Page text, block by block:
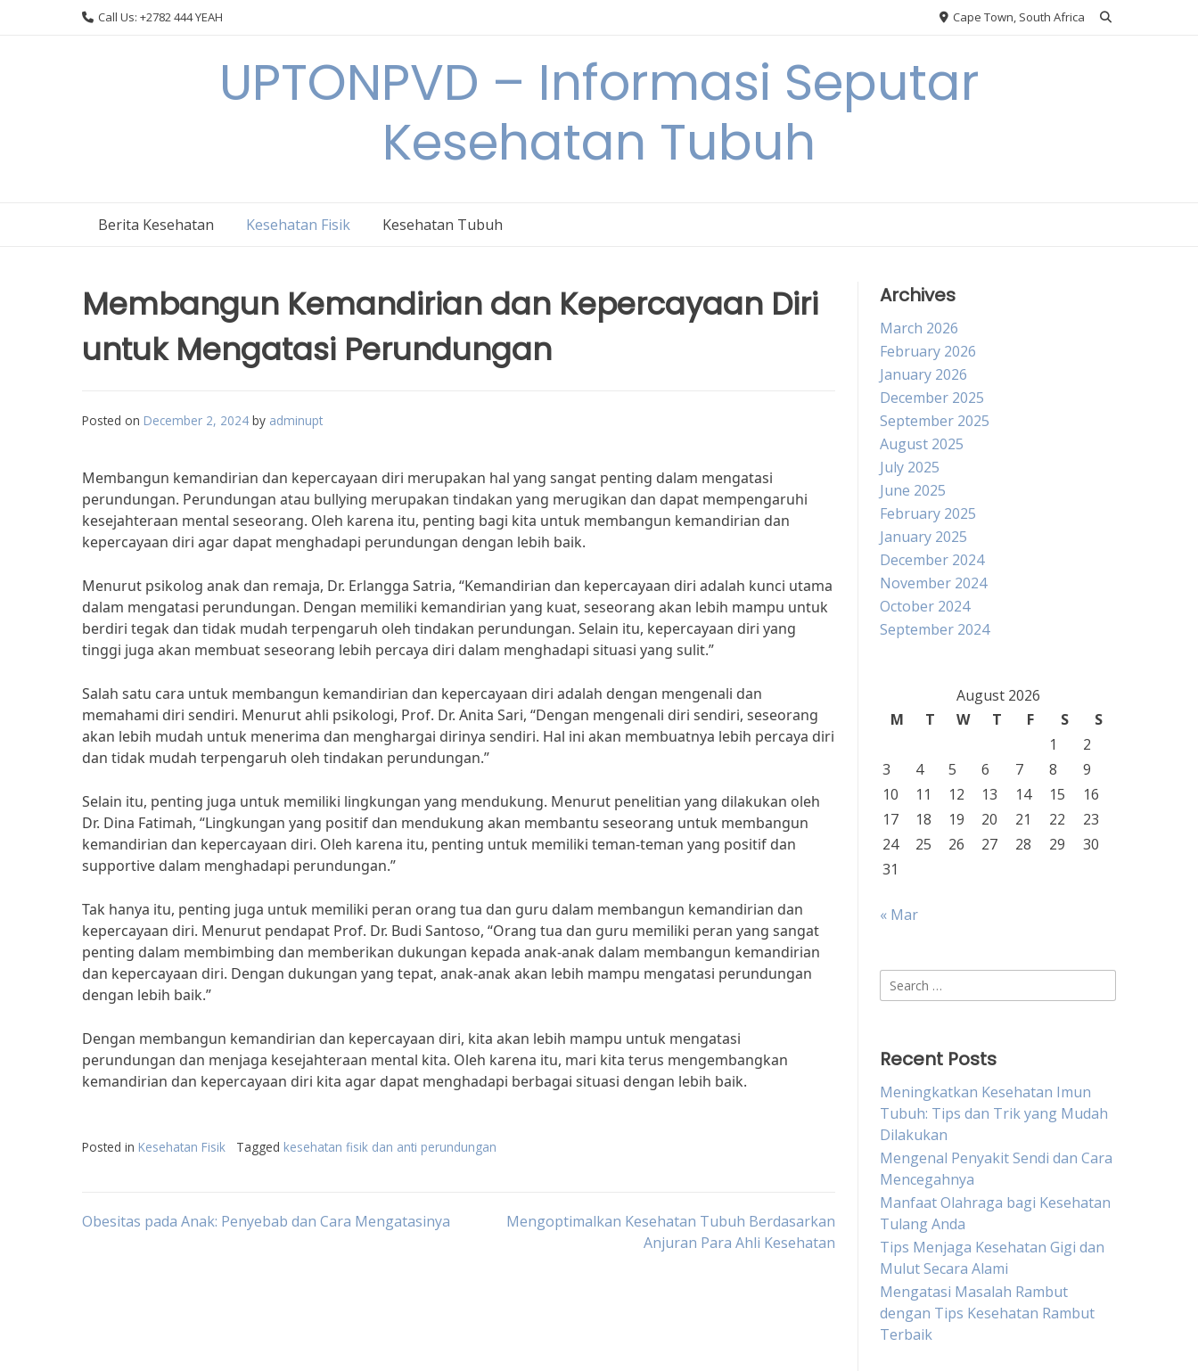
Call Us: +2782 444 YEAH Cape Town, South Africa
UPTONPVD – Informasi Seputar
Kesehatan Tubuh
Berita Kesehatan Kesehatan Fisik Kesehatan Tubuh
Membangun Kemandirian dan Kepercayaan Diri
untuk Mengatasi Perundungan
Posted on December 2, 2024 by adminupt
Membangun kemandirian dan kepercayaan diri merupakan hal yang sangat penting dalam mengatasi
perundungan. Perundungan atau bullying merupakan tindakan yang merugikan dan dapat mempengaruhi
kesejahteraan mental seseorang. Oleh karena itu, penting bagi kita untuk membangun kemandirian dan
kepercayaan diri agar dapat menghadapi perundungan dengan lebih baik.
Menurut psikolog anak dan remaja, Dr. Erlangga Satria, “Kemandirian dan kepercayaan diri adalah kunci utama
dalam mengatasi perundungan. Dengan memiliki kemandirian yang kuat, seseorang akan lebih mampu untuk
berdiri tegak dan tidak mudah terpengaruh oleh tindakan perundungan. Selain itu, kepercayaan diri yang
tinggi juga akan membuat seseorang lebih percaya diri dalam menghadapi situasi yang sulit.”
Salah satu cara untuk membangun kemandirian dan kepercayaan diri adalah dengan mengenali dan
memahami diri sendiri. Menurut ahli psikologi, Prof. Dr. Anita Sari, “Dengan mengenali diri sendiri, seseorang
akan lebih mudah untuk menerima dan menghargai dirinya sendiri. Hal ini akan membuatnya lebih percaya diri
dan tidak mudah terpengaruh oleh tindakan perundungan.”
Selain itu, penting juga untuk memiliki lingkungan yang mendukung. Menurut penelitian yang dilakukan oleh
Dr. Dina Fatimah, “Lingkungan yang positif dan mendukung akan membantu seseorang untuk membangun
kemandirian dan kepercayaan diri. Oleh karena itu, penting untuk memiliki teman-teman yang positif dan
supportive dalam menghadapi perundungan.”
Tak hanya itu, penting juga untuk memiliki peran orang tua dan guru dalam membangun kemandirian dan
kepercayaan diri. Menurut pendapat Prof. Dr. Budi Santoso, “Orang tua dan guru memiliki peran yang sangat
penting dalam membimbing dan memberikan dukungan kepada anak-anak dalam membangun kemandirian
dan kepercayaan diri. Dengan dukungan yang tepat, anak-anak akan lebih mampu mengatasi perundungan
dengan lebih baik.”
Dengan membangun kemandirian dan kepercayaan diri, kita akan lebih mampu untuk mengatasi
perundungan dan menjaga kesejahteraan mental kita. Oleh karena itu, mari kita terus mengembangkan
kemandirian dan kepercayaan diri kita agar dapat menghadapi berbagai situasi dengan lebih baik.
Posted in Kesehatan Fisik Tagged kesehatan fisik dan anti perundungan
Post
Obesitas pada Anak: Penyebab dan Cara Mengatasinya
Mengoptimalkan Kesehatan Tubuh Berdasarkan
Anjuran Para Ahli Kesehatan
Archives
March 2026
February 2026
January 2026
December 2025
September 2025
August 2025
July 2025
June 2025
February 2025
January 2025
December 2024
November 2024
October 2024
September 2024
August 2026
M
T W T F S
S
1
2
3
4 5 6 7 8
9
10
11 12 13 14 15
16
17
18 19 20 21 22
23
24
25 26 27 28 29
30
31
« Mar
Search
for:
Recent Posts
Meningkatkan Kesehatan Imun
Tubuh: Tips dan Trik yang Mudah
Dilakukan
Mengenal Penyakit Sendi dan Cara
Mencegahnya
Manfaat Olahraga bagi Kesehatan
Tulang Anda
Tips Menjaga Kesehatan Gigi dan
Mulut Secara Alami
Mengatasi Masalah Rambut
dengan Tips Kesehatan Rambut
Terbaik